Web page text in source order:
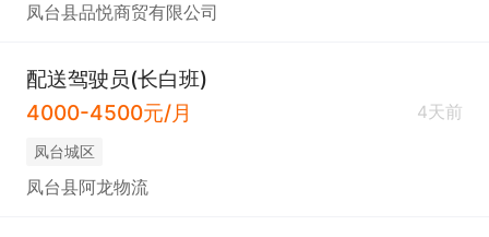
凤台县品悦商贸有限公司
配送驾驶员(长白班)
4000-4500元/月
4天前
凤台城区
凤台县阿龙物流